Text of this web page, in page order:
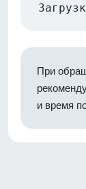
При
и время